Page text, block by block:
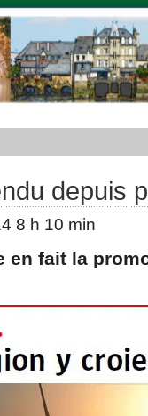
depuis
8 h 10 min
en fait la